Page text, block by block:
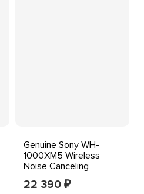
Genuine Sony WH-
1000XM5 Wireless
Noise Canceling
Headphones - Black
READ DESC R
22 390 ₽